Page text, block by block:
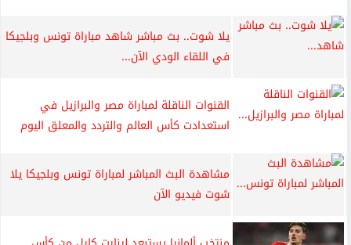
يلا شوت.. بث مباشر شاهد مباراة تونس وبلجيكا
في اللقاء الودي الآن...
القنوات الناقلة لمباراة مصر والبرازيل في
استعدادت كأس العالم والتردد والمعلق اليوم
مشاهدة البث المباشر لمباراة تونس وبلجيكا يلا
شوت فيديو الآن